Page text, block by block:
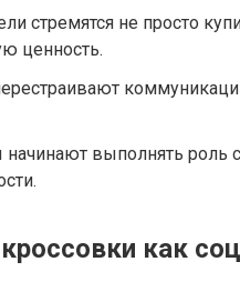
стремятся не просто
ценность.
начинают выполнять роль
как